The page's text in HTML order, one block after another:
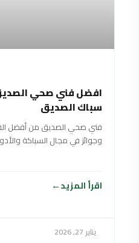
سباك الصديق
فني صحي الصديق من أفضل
وجوائز في مجال السباكة
الصحية. شرائح المجتمع
اقرأ المزيد
يناير 27, 2026